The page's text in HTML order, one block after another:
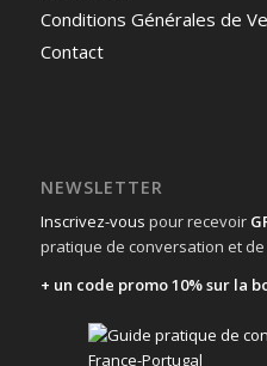
Conditions Générales de
Contact
NEWSLETTER
Inscrivez-vous pour recevoir
pratique de conversation et
+ un code promo 10% sur la